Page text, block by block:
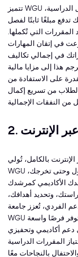
تتميز WGU بنظام رسوم دراسية فريد يعتمد على الفصول الدراسية،
مبلغًا ثابتًا لفصل
التي تُكملها.
في إتقان المهارات
في إجمالي تكاليف
هذا إلى مزايا مالية
على الاستفادة من
من تسريع إكمال
الإنترنت
بالكامل، تُولي
WGU أهمية قصوى للدعم الشخصي. منذ يومك الأول وحتى تخرجك،
الأكاديمي كمرشدك
وتحديد أهدافك،
الفردي، تُعزز جامعة
WGU مجتمعات طلابية إلكترونية نابضة بالحياة، توفر فرصًا واسعة
دعم أكاديمي وتحفيزي
المقررات الدراسية